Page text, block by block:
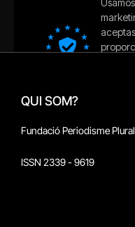
QUI SOM?
Fundació Periodisme Plural
ISSN 2339 - 9619